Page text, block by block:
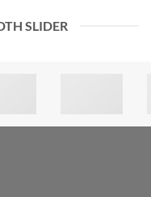
SLIDER